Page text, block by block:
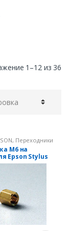
1–12 из 36
, Переходники
Уплотнители
М6 на
Epson Stylus
7500, 9000,